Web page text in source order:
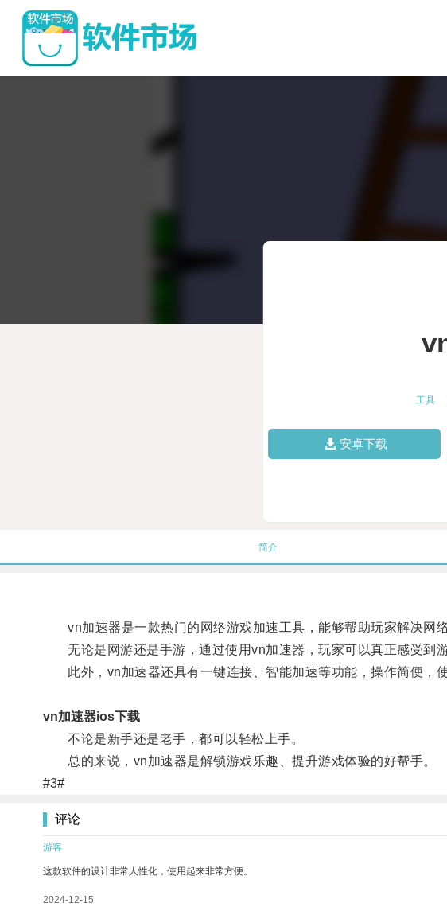
工具
安卓下载
简介
vn加速器是一款热门的网络游戏加速工具，能够帮助玩家解决网
无论是网游还是手游，通过使用vn加速器，玩家可以真正感受到游
此外，vn加速器还具有一键连接、智能加速等功能，操作简便，使
vn加速器ios下载
不论是新手还是老手，都可以轻松上手。
总的来说，vn加速器是解锁游戏乐趣、提升游戏体验的好帮手。
#3#
评论
游客
这款软件的设计非常人性化，使用起来非常方便。
2024-12-15